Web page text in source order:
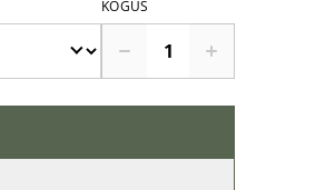
KOGUS